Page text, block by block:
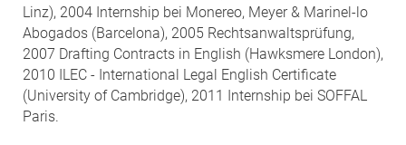
Linz), 2004 Internship bei Monereo, Meyer & Marinel-lo
Abogados (Barcelona), 2005 Rechtsanwaltsprüfung,
2007 Drafting Contracts in English (Hawksmere London),
2010 ILEC - International Legal English Certificate
(University of Cambridge), 2011 Internship bei SOFFAL
Paris.